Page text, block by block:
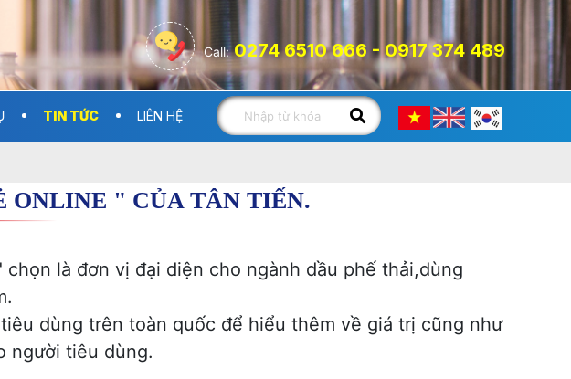
Call: 0274 6510 666 - 0917 374 489
TIN TỨC LIÊN HỆ
ONLINE " CỦA TÂN TIẾN.
là đơn vị đại diện cho ngành dầu phế thải,dùng
dùng trên toàn quốc để hiểu thêm về giá trị cũng như
người tiêu dùng.